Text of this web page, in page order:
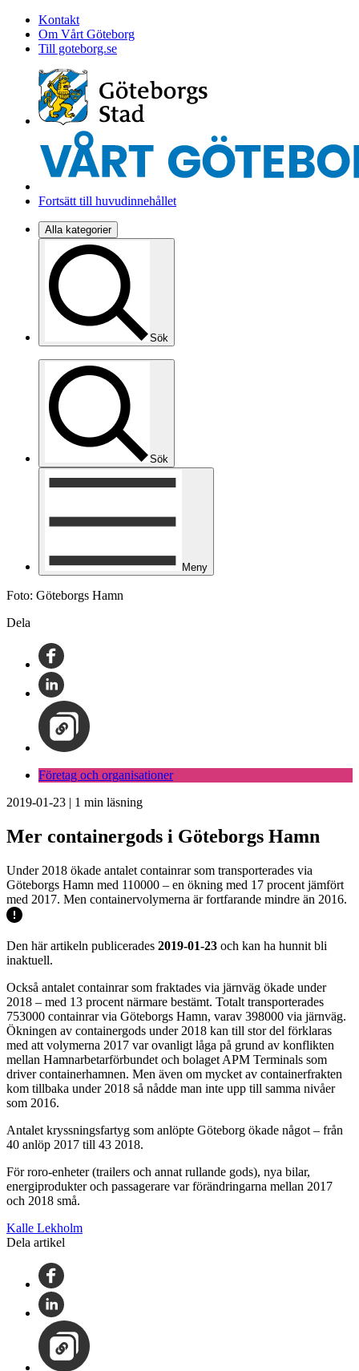
Kontakt
Om Vårt Göteborg
Till goteborg.se
Fortsätt till huvudinnehållet
Alla kategorier
Sök
Sök
Meny
Foto: Göteborgs Hamn
Dela
Företag och organisationer
2019-01-23 | 1 min läsning
Mer containergods i Göteborgs Hamn
Under 2018 ökade antalet containrar som transporterades via
Göteborgs Hamn med 110000 – en ökning med 17 procent jämfört
med 2017. Men containervolymerna är fortfarande mindre än 2016.
Den här artikeln publicerades 2019-01-23 och kan ha hunnit bli
inaktuell.
Också antalet containrar som fraktades via järnväg ökade under
2018 – med 13 procent närmare bestämt. Totalt transporterades
753000 containrar via Göteborgs Hamn, varav 398000 via järnväg.
Ökningen av containergods under 2018 kan till stor del förklaras
med att volymerna 2017 var ovanligt låga på grund av konflikten
mellan Hamnarbetarförbundet och bolaget APM Terminals som
driver containerhamnen. Men även om mycket av containerfrakten
kom tillbaka under 2018 så nådde man inte upp till samma nivåer
som 2016.
Antalet kryssningsfartyg som anlöpte Göteborg ökade något – från
40 anlöp 2017 till 43 2018.
För roro-enheter (trailers och annat rullande gods), nya bilar,
energiprodukter och passagerare var förändringarna mellan 2017
och 2018 små.
Kalle Lekholm
Dela artikel